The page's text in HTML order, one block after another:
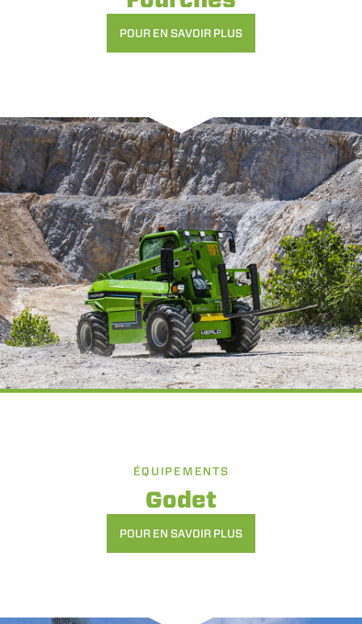
POUR EN SAVOIR PLUS
ÉQUIPEMENTS
Godet
POUR EN SAVOIR PLUS